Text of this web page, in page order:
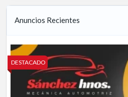
Anuncios Recientes
DESTACADO